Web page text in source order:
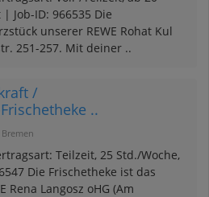
Job-ID: 966535 Die
unserer REWE Rohat Kul
251-257. Mit deiner ..
/
..
Bremen
Teilzeit, 25 Std./Woche,
Die Frischetheke ist das
Rena Langosz oHG (Am